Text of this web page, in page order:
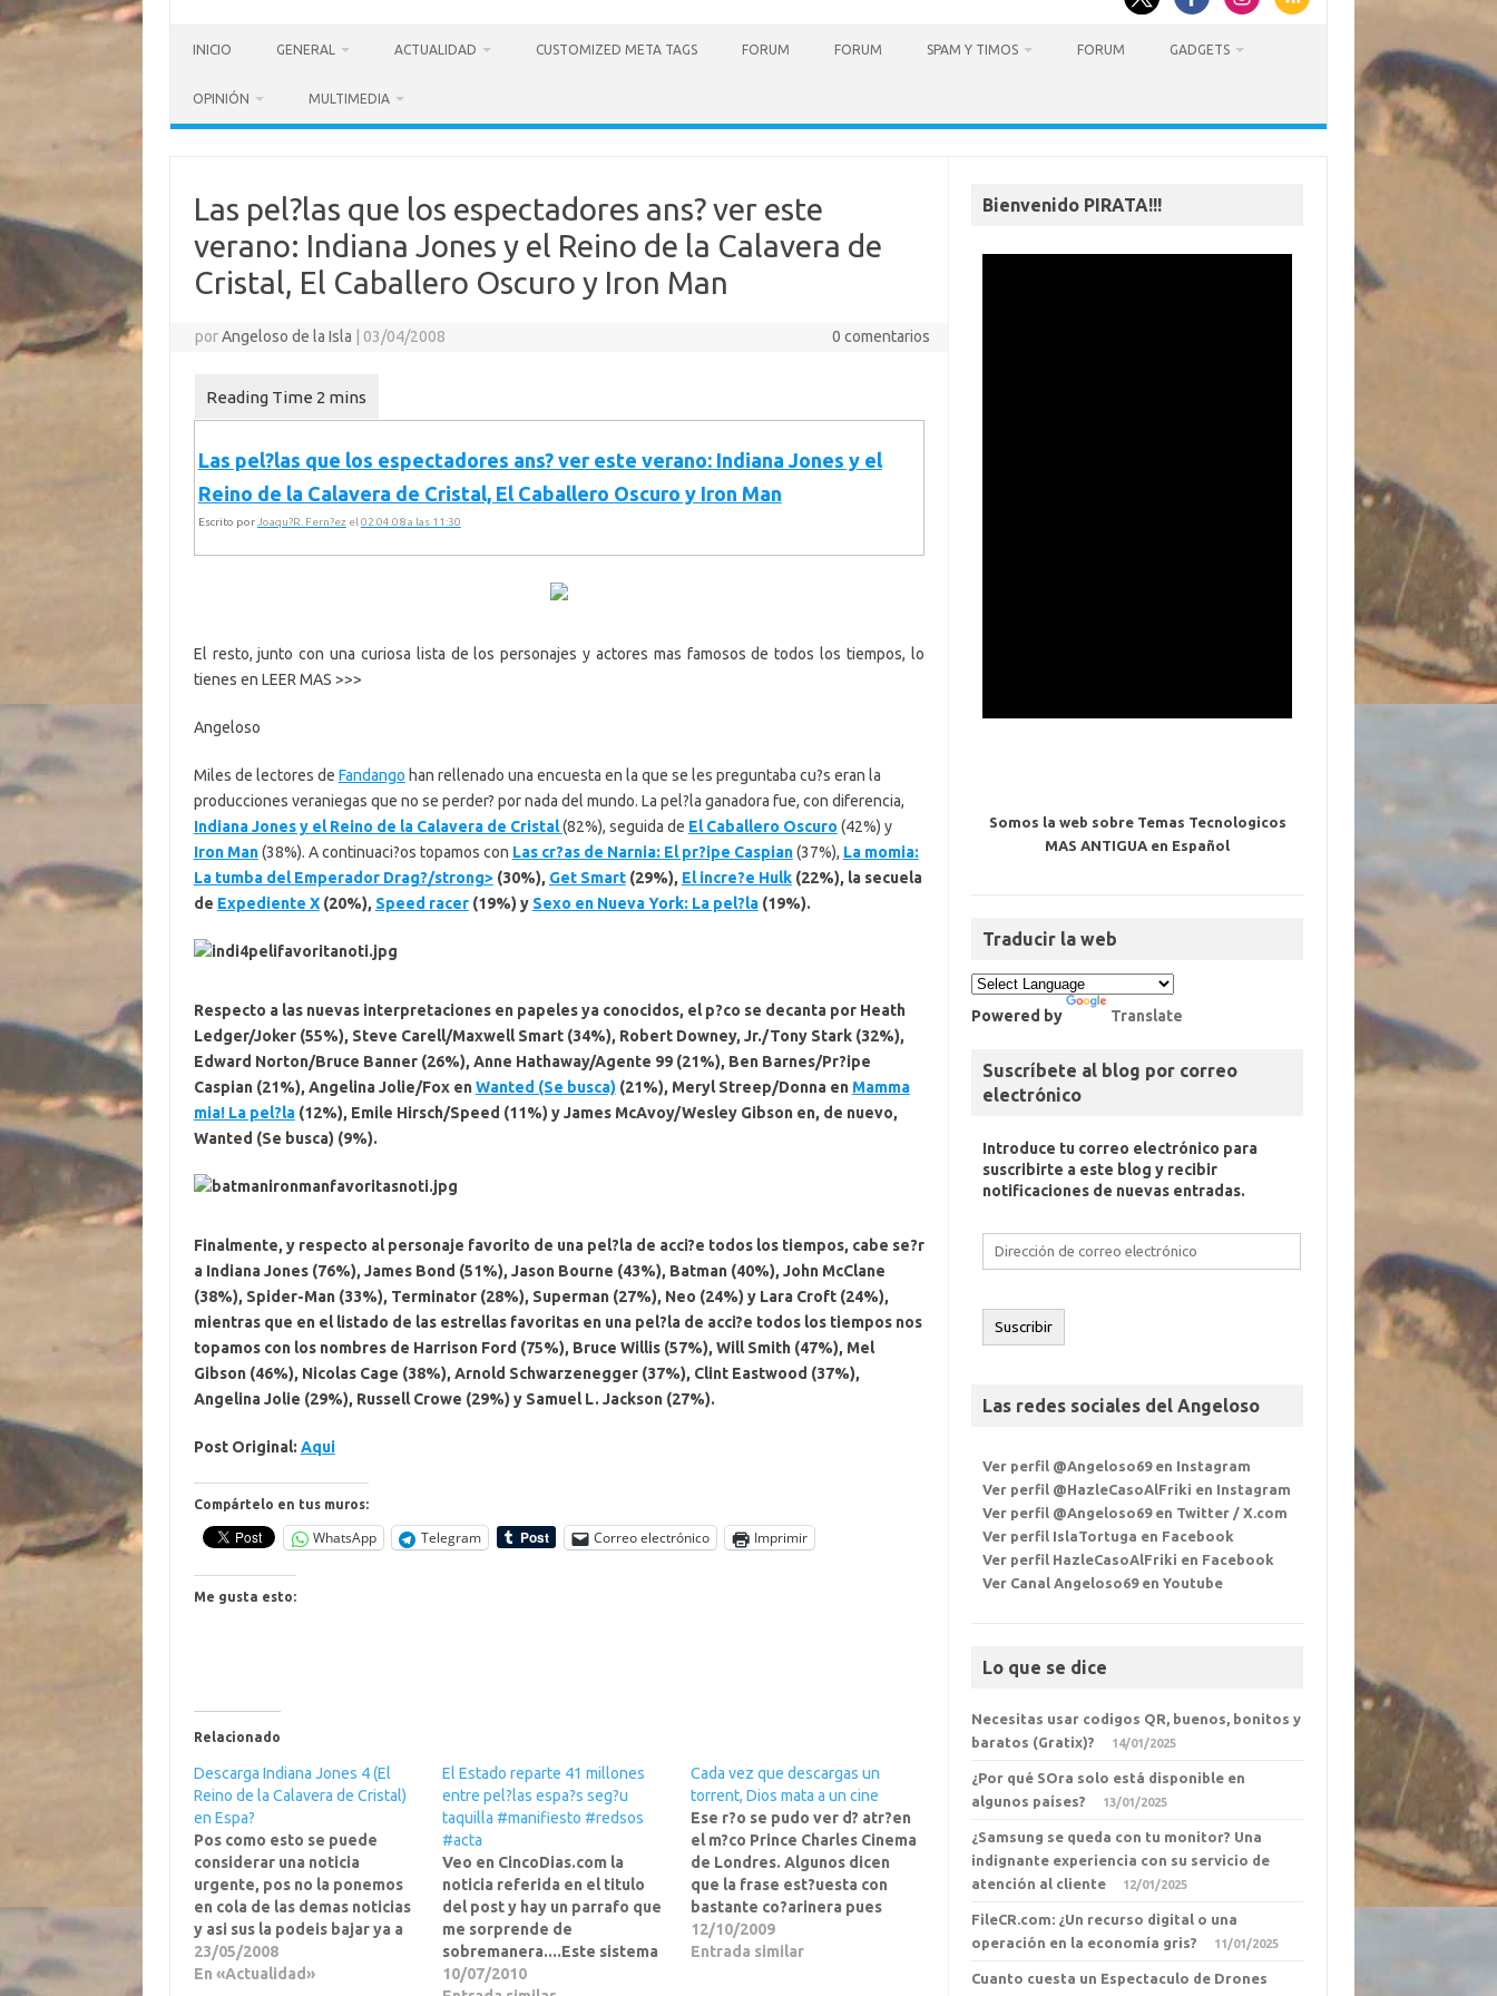
INICIO GENERAL ACTUALIDAD CUSTOMIZED META TAGS FORUM FORUM SPAM Y TIMOS FORUM GADGETS
OPINIÓN MULTIMEDIA
Las pel?las que los espectadores ans? ver este
verano: Indiana Jones y el Reino de la Calavera de
Cristal, El Caballero Oscuro y Iron Man
porAngeloso de la Isla 03/04/2008 0 comentarios
Las pel?las que los espectadores ans? ver este verano: Indiana Jones y el
Reino de la Calavera de Cristal, El Caballero Oscuro y Iron Man
Escrito por Joaqu?R. Fern?ez el 02.04.08 a las 11:30
El resto, junto con una curiosa lista de los personajes y actores mas famosos de todos los tiempos, lo
tienes en LEER MAS >>>
Angeloso
Miles de lectores de Fandango han rellenado una encuesta en la que se les preguntaba cu?s eran la
producciones veraniegas que no se perder? por nada del mundo. La pel?la ganadora fue, con diferencia,
Indiana Jones y el Reino de la Calavera de Cristal(82%), seguida de El Caballero Oscuro (42%) y
Iron Man(38%). A continuaci?os topamos con Las cr?as de Narnia: El pr?ipe Caspian(37%), La momia:
La tumba del Emperador Drag?/strong> (30%), Get Smart(29%), El incre?e Hulk(22%), la secuela
de Expediente X(20%), Speed racer(19%) y Sexo en Nueva York: La pel?la(19%).
Respecto a las nuevas interpretaciones en papeles ya conocidos, el p?co se decanta por Heath
Ledger/Joker (55%), Steve Carell/Maxwell Smart (34%), Robert Downey, Jr./Tony Stark (32%),
Edward Norton/Bruce Banner (26%), Anne Hathaway/Agente 99 (21%), Ben Barnes/Pr?ipe
Caspian (21%), Angelina Jolie/Fox enWanted (Se busca)(21%), Meryl Streep/Donna en Mamma
mia! La pel?la(12%), Emile Hirsch/Speed (11%) yJames McAvoy/Wesley Gibson en, de nuevo,
Wanted (Se busca) (9%).
Finalmente, y respecto al personaje favorito de una pel?la de acci?e todos los tiempos, cabe se?r
a Indiana Jones(76%), James Bond (51%), Jason Bourne (43%), Batman(40%), John McClane
(38%), Spider-Man(33%), Terminator(28%), Superman(27%), Neo (24%) y Lara Croft(24%),
mientras que en el listado de las estrellas favoritas en una pel?la de acci?e todos los tiempos nos
topamos con los nombres de Harrison Ford (75%), Bruce Willis(57%), Will Smith(47%), Mel
Gibson(46%), Nicolas Cage (38%), Arnold Schwarzenegger(37%), Clint Eastwood (37%),
Angelina Jolie (29%), Russell Crowe (29%) y Samuel L. Jackson(27%).
Post Original: Aqui
Compártelo en tus muros:
WhatsApp Telegram Correo electrónico Imprimir
Me gusta esto:
Relacionado
Descarga Indiana Jones 4 (El
Reino de la Calavera de Cristal)
en Espa?
Pos como esto se puede
considerar una noticia
urgente, pos no la ponemos
en cola de las demas noticias
y asi sus la podeis bajar ya a
traves de BT. Como esta
bastante compartida yo solo
23/05/2008
En «Actualidad»
El Estado reparte 41 millones
entre pel?las espa?s seg?u
taquilla #manifiesto #redsos
#acta
Veo en CincoDias.com la
noticia referida en el titulo
del post y hay un parrafo que
me sorprende de
sobremanera....Este sistema
ha sido ya sustituido por otro
10/07/2010
Cada vez que descargas un
torrent, Dios mata a un cine
Ese r?o se pudo ver d? atr?en
el m?co Prince Charles Cinema
de Londres. Algunos dicen
que la frase est?uesta con
bastante co?arinera pues
este cine es un icono de la
contracultura.No os perdais
12/10/2009
Entrada similar
Bienvenido PIRATA!!!
Somos la web sobre Temas Tecnologicos
MAS ANTIGUA en Español
Traducir la web
Powered by Translate
Suscríbete al blog por correo
electrónico
Introduce tu correo electrónico para
suscribirte a este blog y recibir
notificaciones de nuevas entradas.
Dirección
electrónico
Suscribir
Las redes sociales del Angeloso
Ver perfil @Angeloso69 en Instagram
Ver perfil @HazleCasoAlFriki en Instagram
Ver perfil @Angeloso69 en Twitter / X.com
Ver perfil IslaTortuga en Facebook
Ver perfil HazleCasoAlFriki en Facebook
Ver Canal Angeloso69 en Youtube
Lo que se dice
Necesitas usar codigos QR, buenos, bonitos y
baratos (Gratix)?
14/01/2025
¿Por qué SOra solo está disponible en
algunos países?
13/01/2025
¿Samsung se queda con tu monitor? Una
indignante experiencia con su servicio de
atención al cliente
12/01/2025
FileCR.com: ¿Un recurso digital o una
operación en la economía gris?
11/01/2025
Cuanto cuesta un Espectaculo de Drones